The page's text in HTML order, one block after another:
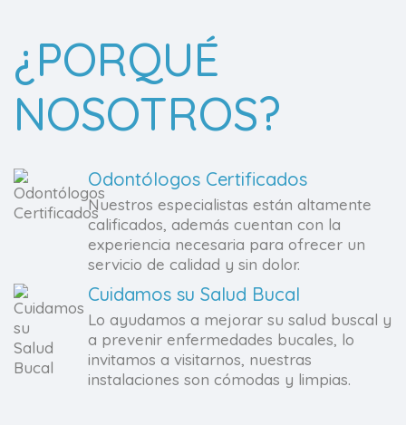
¿PORQUÉ
NOSOTROS?
Odontólogos Certificados
Nuestros especialistas están altamente
calificados, además cuentan con la
experiencia necesaria para ofrecer un
servicio de calidad y sin dolor.
Cuidamos su Salud Bucal
Lo ayudamos a mejorar su salud buscal y
a prevenir enfermedades bucales, lo
invitamos a visitarnos, nuestras
instalaciones son cómodas y limpias.